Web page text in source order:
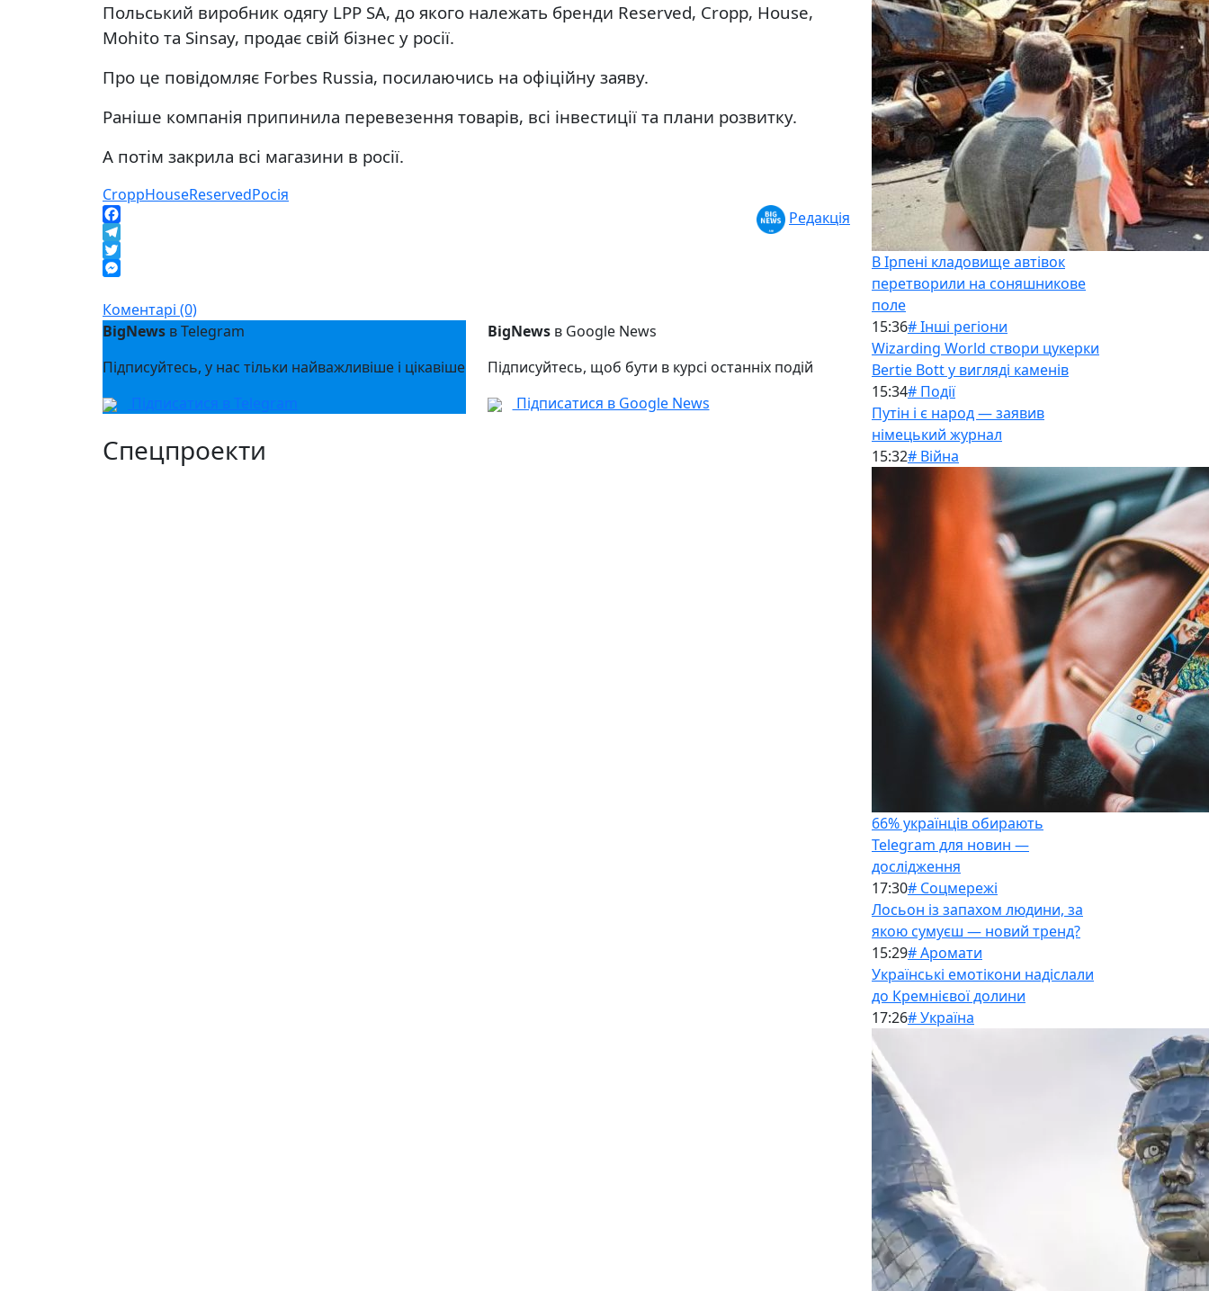
Польський виробник одягу LPP SA, до якого належать бренди Reserved, Cropp, House,
Mohito та Sinsay, продає свій бізнес у росії.
Про це повідомляє Forbes Russia, посилаючись на офіційну заяву.
Раніше компанія припинила перевезення товарів, всі інвестиції та плани розвитку.
А потім закрила всі магазини в росії.
CroppHouseReservedРосія
Facebook
Telegram
Twitter
Редакція
Коментарі (0)
BigNews в Telegram
Підписуйтесь, у нас тільки найважливіше і цікавіше
Підписатися в Telegram
BigNewsв Google News
Підписуйтесь, щоб бути в курсі останніх подій
Підписатися в Google News
Спецпроекти
В Ірпені кладовище автівок
перетворили на соняшникове
поле
15:36# Інші регіони
Wizarding World створи цукерки
Bertie Bott у вигляді каменів
15:34# Події
Путін і є народ — заявив
німецький журнал
15:32# Війна
66% українців обирають
Telegram для новин —
дослідження
17:30# Соцмережі
Лосьон із запахом людини, за
якою сумуєш — новий тренд?
15:29# Аромати
Українські емотікони надіслали
до Кремнієвої долини
17:26# Україна